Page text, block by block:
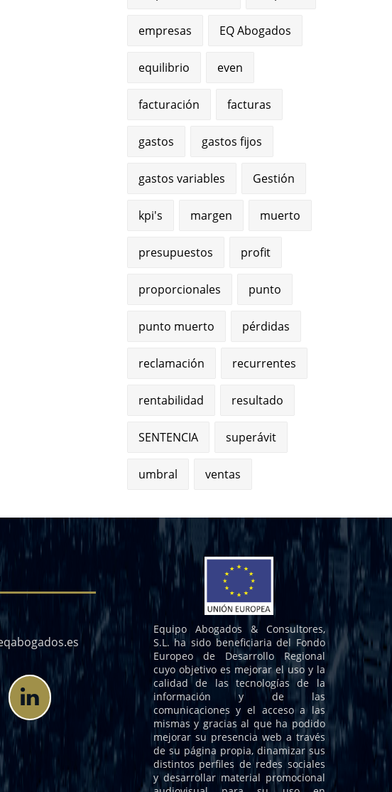
empresas EQ Abogados
equilibrio even
facturación facturas
gastos gastos fijos
gastos variables Gestión
kpi's margen muerto
presupuestos profit
proporcionales punto
punto muerto pérdidas
reclamación recurrentes
rentabilidad resultado
SENTENCIA superávit
umbral ventas
Equipo Abogados & Consultores,
S.L. ha sido beneficiaria del Fondo
Europeo de Desarrollo Regional
cuyo objetivo es mejorar el uso y la
calidad de las tecnologías de la
información y de las
comunicaciones y el acceso a las
mismas y gracias al que ha podido
mejorar su presencia web a través
de su página propia, dinamizar sus
distintos perfiles de redes sociales
y desarrollar material promocional